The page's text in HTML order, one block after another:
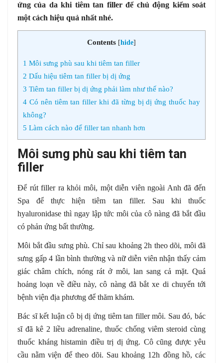
ứng của da khi tiêm tan filler để chủ động kiểm soát
một cách hiệu quả nhất nhé.
Contents [hide]
1 Môi sưng phù sau khi tiêm tan filler
2 Dấu hiệu tiêm tan filler bị dị ứng
3 Tiêm tan filler bị dị ứng phải làm như thế nào?
4 Có nên tiêm tan filler khi đã từng bị dị ứng thuốc hay
không?
5 Làm cách nào để filler tan nhanh hơn
Môi sưng phù sau khi tiêm tan
filler
Để rút filler ra khỏi môi, một diễn viên ngoài Anh đã đến
Spa để thực hiện tiêm tan filler. Sau khi thuốc
hyaluronidase thì ngay lập tức môi của cô nàng đã bắt đầu
có phản ứng bất thường.
Môi bắt đầu sưng phù. Chỉ sau khoảng 2h theo dõi, môi đã
sưng gấp 4 lần bình thường và nữ diễn viên nhận thấy cảm
giác châm chích, nóng rát ở môi, lan sang cả mặt. Quá
hoảng loạn về điều này, cô nàng đã bắt xe di chuyển tới
bệnh viện địa phương để thăm khám.
Bác sĩ kết luận cô bị dị ứng tiêm tan filler môi. Sau đó, bác
sĩ đã kê 2 liều adrenaline, thuốc chống viêm steroid cùng
thuốc kháng histamin điều trị dị ứng. Cô cũng được yêu
cầu nằm viện để theo dõi. Sau khoảng 12h đồng hồ, các